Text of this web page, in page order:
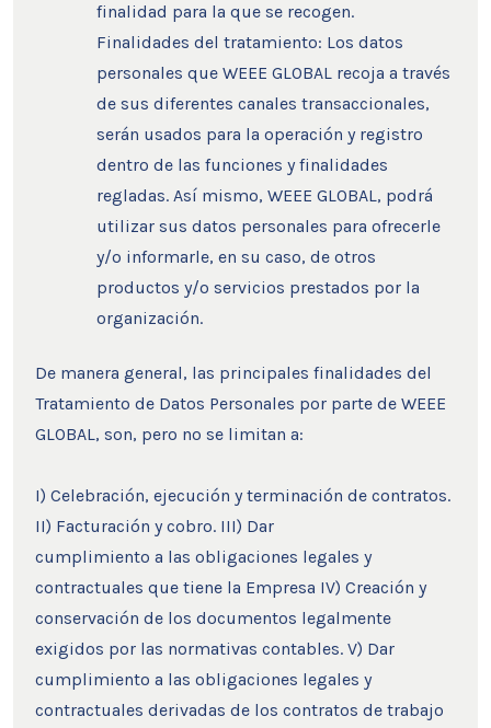
finalidad para la que se recogen.
Finalidades del tratamiento: Los datos
personales que WEEE GLOBAL recoja a través
de sus diferentes canales transaccionales,
serán usados para la operación y registro
dentro de las funciones y finalidades
regladas. Así mismo, WEEE GLOBAL, podrá
utilizar sus datos personales para ofrecerle
y/o informarle, en su caso, de otros
productos y/o servicios prestados por la
organización.
De manera general, las principales finalidades del
Tratamiento de Datos Personales por parte de WEEE
GLOBAL, son, pero no se limitan a:
I) Celebración, ejecución y terminación de contratos.
II) Facturación y cobro. III) Dar
cumplimiento a las obligaciones legales y
contractuales que tiene la Empresa IV) Creación y
conservación de los documentos legalmente
exigidos por las normativas contables. V) Dar
cumplimiento a las obligaciones legales y
contractuales derivadas de los contratos de trabajo